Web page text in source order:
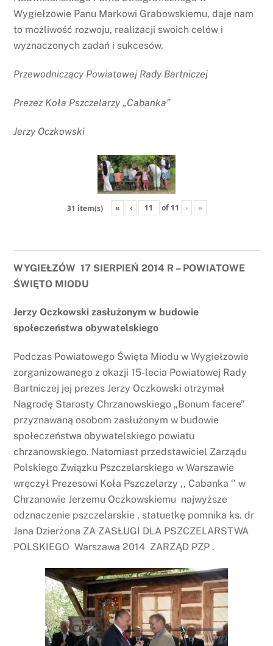
Wygiełzowie Panu Markowi Grabowskiemu, daje nam
to możliwość rozwoju, realizacji swoich celów i
wyznaczonych zadań i sukcesów.
Przewodniczący Powiatowej Rady Bartniczej
Prezez Koła Pszczelarzy „Cabanka”
Jerzy Oczkowski
31 item(s) « ‹ of 11 › »
WYGIEŁZÓW 17 SIERPIEŃ 2014 R – POWIATOWE
ŚWIĘTO MIODU
Jerzy Oczkowski zasłużonym w budowie
społeczeństwa obywatelskiego
Podczas Powiatowego Święta Miodu w Wygiełzowie
zorganizowanego z okazji 15-lecia Powiatowej Rady
Bartniczej jej prezes Jerzy Oczkowski otrzymał
Nagrodę Starosty Chrzanowskiego „Bonum facere”
przyznawaną osobom zasłużonym w budowie
społeczeństwa obywatelskiego powiatu
chrzanowskiego. Natomiast przedstawiciel Zarządu
Polskiego Związku Pszczelarskiego w Warszawie
wręczył Prezesowi Koła Pszczelarzy ,, Cabanka ‘’ w
Chrzanowie Jerzemu Oczkowskiemu najwyższe
odznaczenie pszczelarskie , statuetkę pomnika ks. dr
Jana Dzierżona ZA ZASŁUGI DLA PSZCZELARSTWA
POLSKIEGO Warszawa 2014 ZARZĄD PZP .